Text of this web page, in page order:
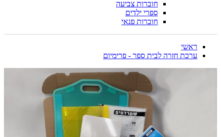
חוברות צביעה
ספרי ילדים
חוברות פנאי
ראשי
ערכת חזרה לבית ספר - פרימיום